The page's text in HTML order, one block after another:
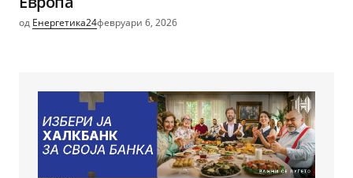
од Енергетика24февруари 6, 2026